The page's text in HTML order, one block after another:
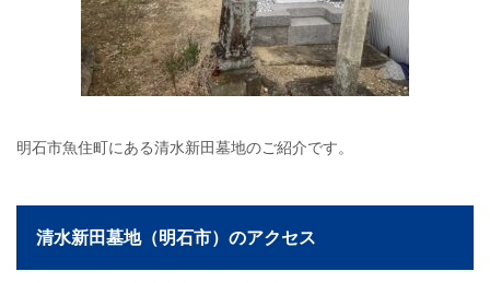
明石市魚住町にある清水新田墓地のご紹介です。
清水新田墓地（明石市）のアクセス